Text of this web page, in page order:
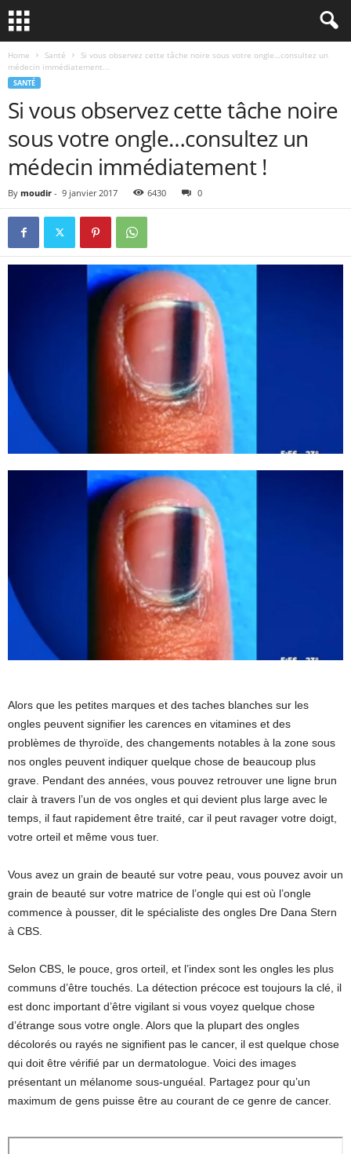
Home Santé
Si vous observez cette tâche noire sous votre ongle…consultez un
médecin immédiatement...
SANTÉ
Si vous observez cette tâche noire
sous votre ongle…consultez un
médecin immédiatement !
By moudir - 9 janvier 2017 6430 0
Alors que les petites marques et des taches blanches sur les
ongles peuvent signifier les carences en vitamines et des
problèmes de thyroïde, des changements notables à la zone sous
nos ongles peuvent indiquer quelque chose de beaucoup plus
grave. Pendant des années, vous pouvez retrouver une ligne brun
clair à travers l’un de vos ongles et qui devient plus large avec le
temps, il faut rapidement être traité, car il peut ravager votre doigt,
votre orteil et même vous tuer.
Vous avez un grain de beauté sur votre peau, vous pouvez avoir un
grain de beauté sur votre matrice de l’ongle qui est où l’ongle
commence à pousser, dit le spécialiste des ongles Dre Dana Stern
à CBS.
Selon CBS, le pouce, gros orteil, et l’index sont les ongles les plus
communs d’être touchés. La détection précoce est toujours la clé, il
est donc important d’être vigilant si vous voyez quelque chose
d’étrange sous votre ongle. Alors que la plupart des ongles
décolorés ou rayés ne signifient pas le cancer, il est quelque chose
qui doit être vérifié par un dermatologue. Voici des images
présentant un mélanome sous-unguéal. Partagez pour qu’un
maximum de gens puisse être au courant de ce genre de cancer.